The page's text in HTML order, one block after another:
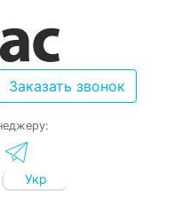
Заказать звонок
Укр